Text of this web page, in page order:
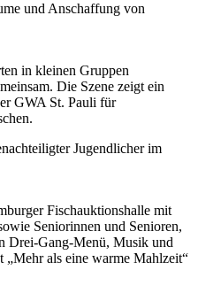
und Anschaffung von
Jugendlicher im